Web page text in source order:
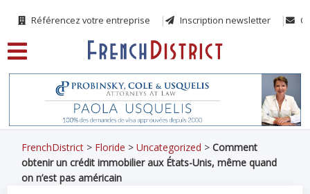
Référencez votre entreprise Inscription newsletter
FrenchDistrict > Floride >Uncategorized >Comment
obtenir un crédit immobilier aux États-Unis, même quand
on n’est pas américain